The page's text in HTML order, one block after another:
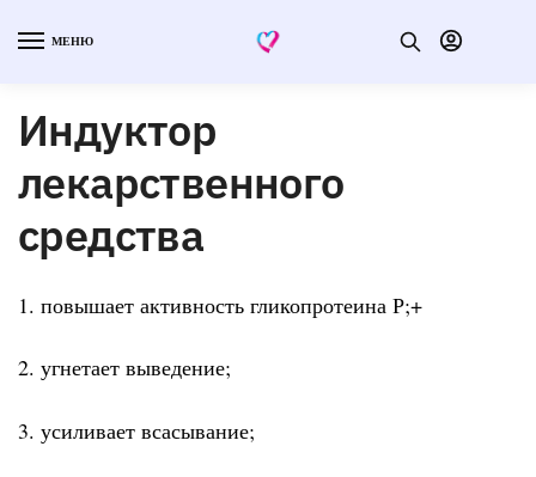
МЕНЮ
Индуктор
лекарственного
средства
1. повышает активность гликопротеина Р;+
2. угнетает выведение;
3. усиливает всасывание;